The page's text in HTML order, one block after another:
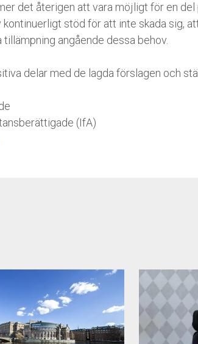
det återigen att vara möjligt för en
stöd för att inte skada sig,
tillämpning angående dessa behov.
delar med de lagda förslagen och
(IfA)